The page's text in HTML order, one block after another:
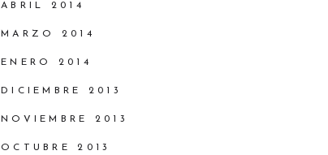
ABRIL 2014
MARZO 2014
ENERO 2014
DICIEMBRE 2013
NOVIEMBRE 2013
OCTUBRE 2013